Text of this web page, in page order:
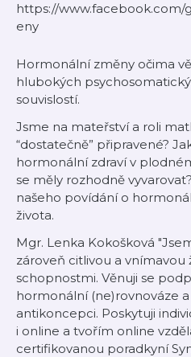
https://www.facebook.com/
eny
Hormonální změny očima
hlubokých
souvislostí.
Jsme na mateřství a roli
“dostatečně” připravené?
hormonální zdraví v
se měly rozhodně
našeho povídání o
života.
Mgr. Lenka Kokošková
zároveň citlivou a
schopnostmi. Věnuji se
hormonální (ne)rovnováze
antikoncepci. Poskytuji
i online a tvořím online
certifikovanou poradkyní